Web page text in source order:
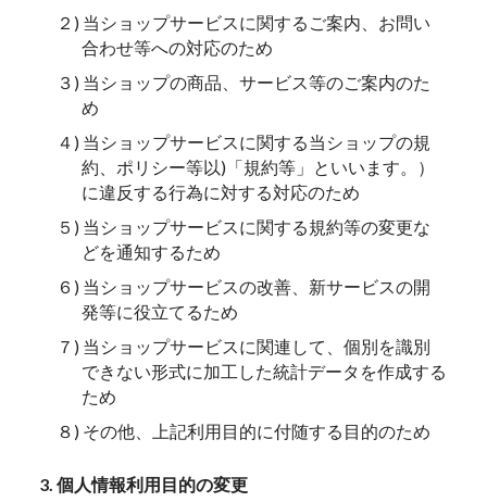
２) 当ショップサービスに関するご案内、お問い
合わせ等への対応のため
３) 当ショップの商品、サービス等のご案内のた
め
４) 当ショップサービスに関する当ショップの規
約、ポリシー等以)「規約等」といいます。）
に違反する行為に対する対応のため
５) 当ショップサービスに関する規約等の変更な
どを通知するため
６) 当ショップサービスの改善、新サービスの開
発等に役立てるため
７) 当ショップサービスに関連して、個別を識別
できない形式に加工した統計データを作成する
ため
８) その他、上記利用目的に付随する目的のため
3. 個人情報利用目的の変更